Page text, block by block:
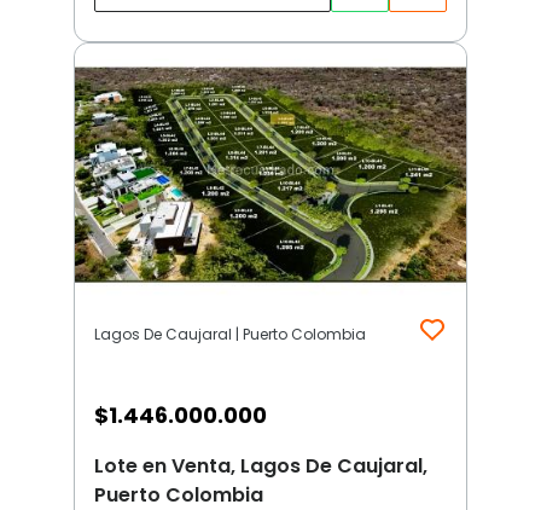
Lagos De Caujaral | Puerto Colombia
$1.446.000.000
Lote en Venta, Lagos De Caujaral,
Puerto Colombia